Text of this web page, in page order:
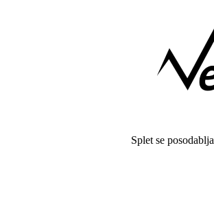
Splet se